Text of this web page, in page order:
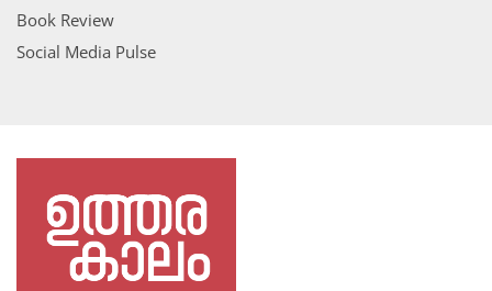
Book Review
Social Media Pulse